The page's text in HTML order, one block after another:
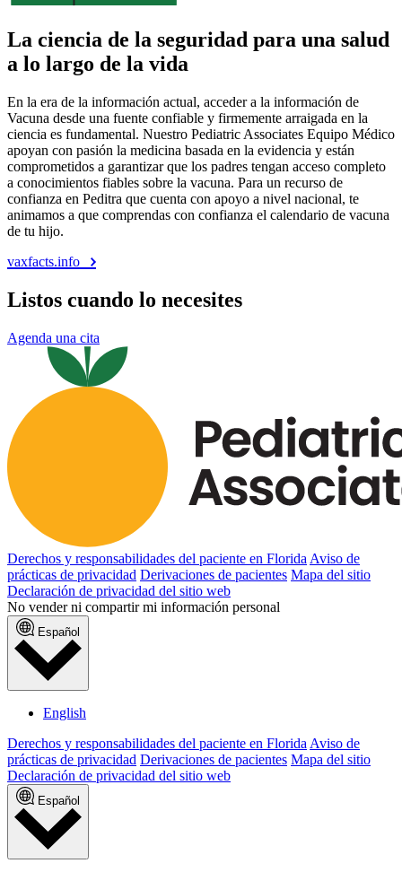
La ciencia de la seguridad para una salud
a lo largo de la vida
En la era de la información actual, acceder a la información de
Vacuna desde una fuente confiable y firmemente arraigada en la
ciencia es fundamental. Nuestro Pediatric Associates Equipo Médico
apoyan con pasión la medicina basada en la evidencia y están
comprometidos a garantizar que los padres tengan acceso completo
a conocimientos fiables sobre la vacuna. Para un recurso de
confianza en Peditra que cuenta con apoyo a nivel nacional, te
animamos a que comprendas con confianza el calendario de vacuna
de tu hijo.
vaxfacts.info
Listos cuando lo necesites
Agenda una cita
Derechos y responsabilidades del paciente en Florida Aviso de
prácticas de privacidad Derivaciones de pacientes Mapa del sitio
Declaración de privacidad del sitio web
No vender ni compartir mi información personal
Español
English
Derechos y responsabilidades del paciente en Florida Aviso de
prácticas de privacidad Derivaciones de pacientes Mapa del sitio
Declaración de privacidad del sitio web
Español